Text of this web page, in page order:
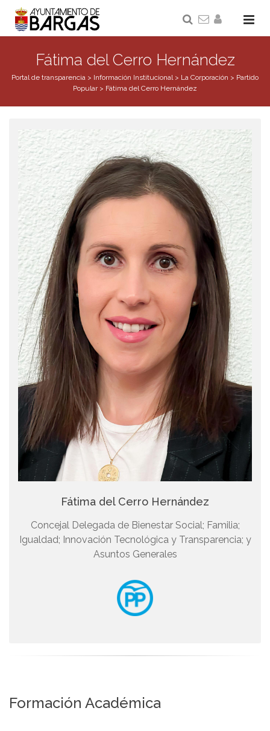
Fátima del Cerro Hernández
Portal de transparencia > Información Institucional> La Corporación > Partido
Popular> Fátima del Cerro Hernández
Fátima del Cerro Hernández
Concejal Delegada de Bienestar Social; Familia;
Igualdad; Innovación Tecnológica y Transparencia; y
Asuntos Generales
Formación Académica